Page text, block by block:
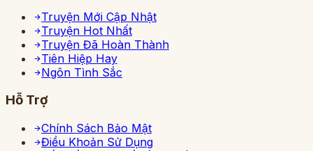
Truyện Mới Cập Nhật
Truyện Hot Nhất
Truyện Đã Hoàn Thành
Tiên Hiệp Hay
Ngôn Tình Sắc
Hỗ Trợ
Chính Sách Bảo Mật
Điều Khoản Sử Dụng